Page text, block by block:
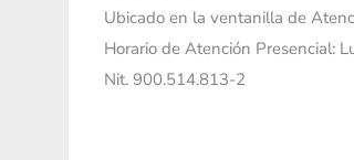
Ubicado en la ventanilla de
Horario de Atención Presencial:
Nit. 900.514.813-2